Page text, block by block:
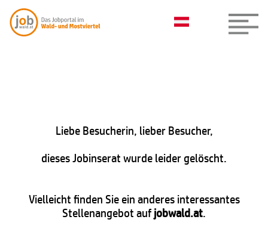
Liebe Besucherin, lieber Besucher,
dieses Jobinserat wurde leider gelöscht.
Vielleicht finden Sie ein anderes interessantes
Stellenangebot aufjobwald.at.